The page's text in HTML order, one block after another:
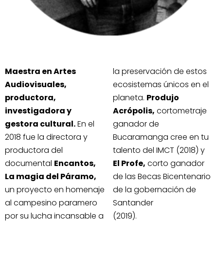
Maestra en Artes
Audiovisuales,
productora,
investigadora y
gestora cultural.En el
2018 fue la directora y
productora del
documental Encantos,
La magia del Páramo,
un proyecto en homenaje
al campesino paramero
por su lucha incansable a
la preservación de estos
ecosistemas únicos en el
planeta. Produjo
Acrópolis, cortometraje
ganador de
Bucaramanga cree en tu
talento del IMCT (2018) y
El Profe, corto ganador
de las Becas Bicentenario
de la gobernación de
Santander
(2019).